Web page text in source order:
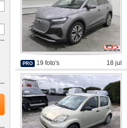
PRO 19 foto's 18 jul